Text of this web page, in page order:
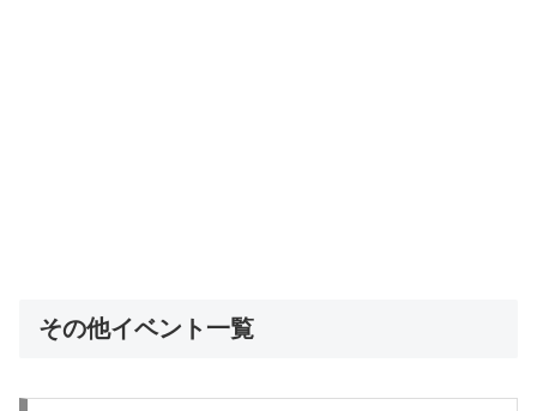
その他イベント一覧